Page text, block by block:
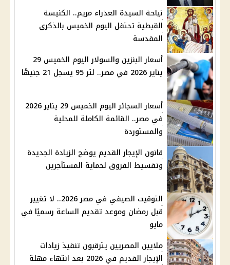
نياحة السيدة العذراء مريم.. الكنيسة
القبطية تحتفل اليوم الخميس بالذكرى
المقدسة
أسعار البنزين والسولار اليوم الخميس 29
يناير 2026 في مصر.. لتر 95 يسجل 21 جنيهًا
أسعار السجائر اليوم الخميس 29 يناير 2026
في مصر.. القائمة الكاملة للمحلية
والمستوردة
قانون الإيجار القديم يوضح الزيادة الجديدة
وتقسيط الفروق لحماية المستأجرين
التوقيت الصيفي في مصر 2026.. لا تغيير
قبل رمضان وموعد تقديم الساعة رسميًا في
مايو
ملايين المصريين يترقبون تنفيذ زيادات
الإيجار القديم في 2026 بعد انتهاء مهلة